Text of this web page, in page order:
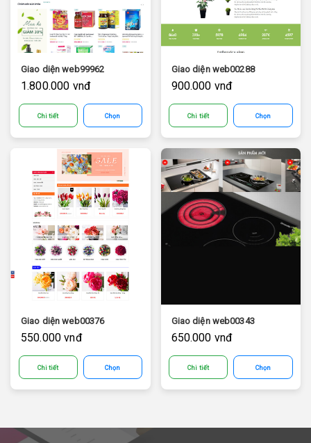
Giao diện web99962
1.800.000 vnđ
Chi tiết Chọn
Giao diện web00288
900.000 vnđ
Chi tiết Chọn
Giao diện web00376
550.000 vnđ
Chi tiết Chọn
Giao diện web00343
650.000 vnđ
Chi tiết Chọn